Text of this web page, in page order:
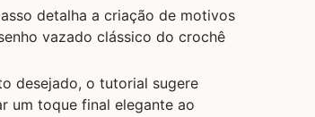
detalha a criação de motivos
vazado clássico do crochê
desejado, o tutorial sugere
um toque final elegante ao